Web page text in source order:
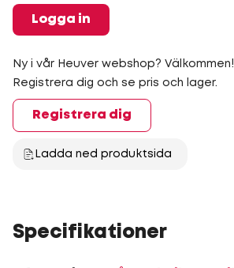
Logga in
Ny i vår Heuver webshop? Välkommen!
Registrera dig och se pris och lager.
Registrera dig
Ladda ned produktsida
Specifikationer